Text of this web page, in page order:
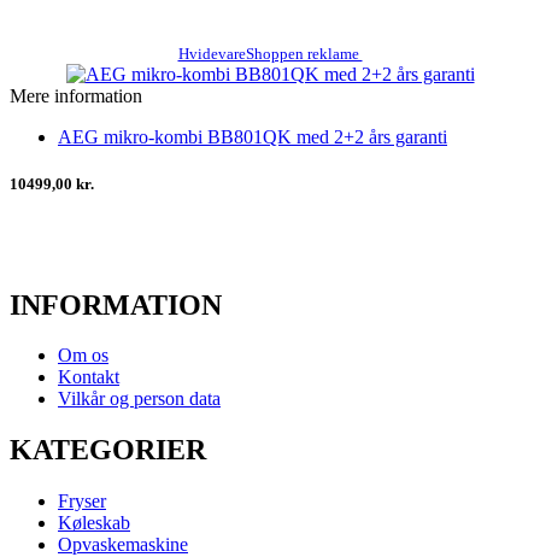
HvidevareShoppen reklame
Mere information
AEG mikro-kombi BB801QK med 2+2 års garanti
10499,00 kr.
INFORMATION
Om os
Kontakt
Vilkår og person data
KATEGORIER
Fryser
Køleskab
Opvaskemaskine